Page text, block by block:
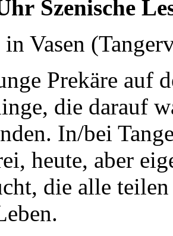
Szenische
in Vasen
Prekäre auf
die darauf
In/bei
heute, aber
die alle